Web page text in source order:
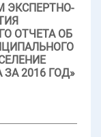
ЭКСПЕРТНО-
ОТЧЕТА ОБ
2016 ГОД»